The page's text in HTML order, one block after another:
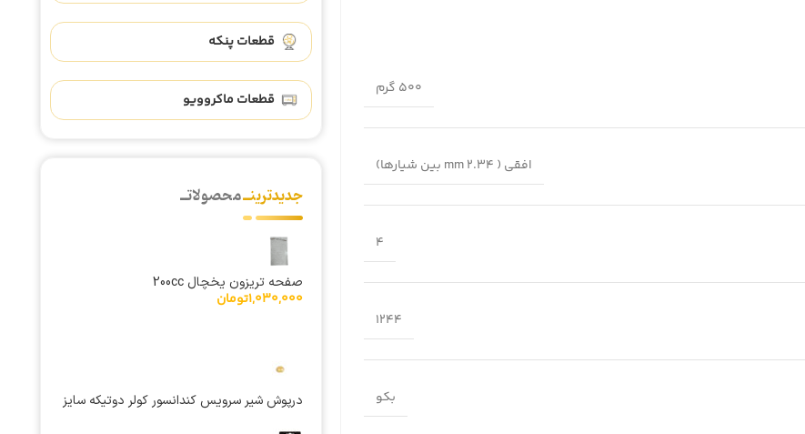
500 گرم
افقی ( 2.34 mm بین شیارها)
4
1244
بکو
قطعات پنکه
قطعات ماکروویو
جدیدترینــمحصولاتــ
صفحه تریزون یخچال 200cc
1,030,000تومان
درپوش شیر سرویس کندانسور کولر دوتیکه سایز